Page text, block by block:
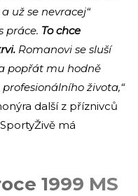
už se nevracej“
práce. To chce
Romanovi se sluší
popřát mu hodně
života,“
další z příznivců
má
1999 MS